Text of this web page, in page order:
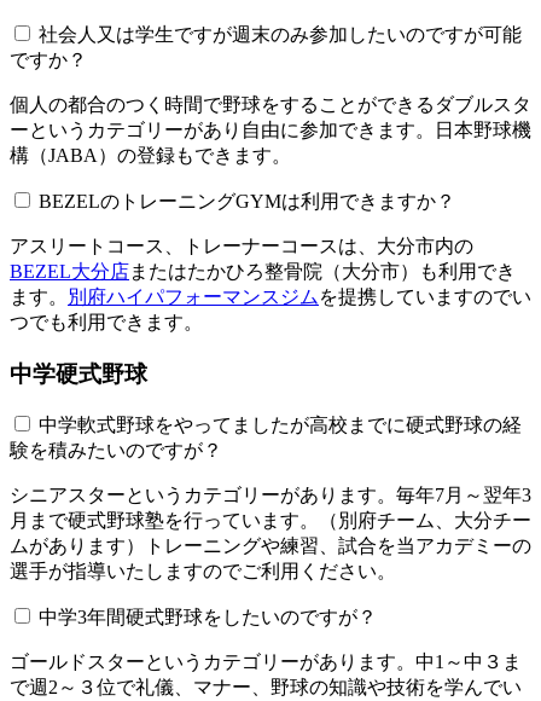
社会人又は学生ですが週末のみ参加したいのですが可能
ですか？
個人の都合のつく時間で野球をすることができるダブルスタ
ーというカテゴリーがあり自由に参加できます。日本野球機
構（JABA）の登録もできます。
BEZELのトレーニングGYMは利用できますか？​​​​​
アスリートコース、トレーナーコースは、大分市内の
BEZEL大分店またはたかひろ整骨院（大分市）も利用でき
ます。
別府ハイパフォーマンスジム を提携していますのでい
つでも利用できます。
中学硬式野球
中学軟式野球をやってましたが高校までに硬式野球の経
験を積みたいのですが？
シニアスターというカテゴリーがあります。毎年7月～翌年3
月まで硬式野球塾を行っています。（別府チーム、大分チー
ムがあります）トレーニングや練習、試合を当アカデミーの
選手が指導いたしますのでご利用ください。
中学3年間硬式野球をしたいのですが？
ゴールドスターというカテゴリーがあります。中1～中３ま
で週2～３位で礼儀、マナー、野球の知識や技術を学んでい